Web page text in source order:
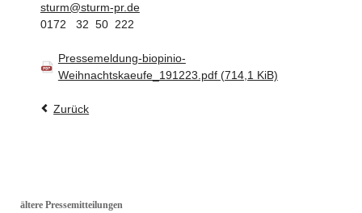
sturm@sturm-pr.de
0172 32 50 222
Pressemeldung-biopinio-
Weihnachtskaeufe_191223.pdf (714,1 KiB)
Zurück
ältere Pressemitteilungen